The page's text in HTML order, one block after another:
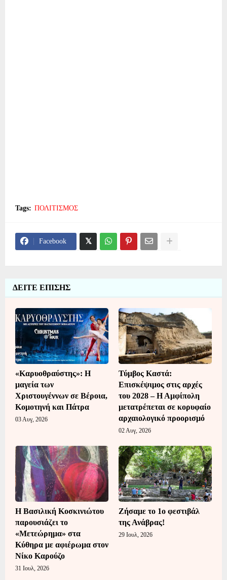
Tags: ΠΟΛΙΤΙΣΜΟΣ
Facebook
ΔΕΙΤΕ ΕΠΙΣΗΣ
«Καρυοθραύστης»: Η
μαγεία των
Χριστουγέννων σε Βέροια,
Κομοτηνή και Πάτρα
03 Αυγ, 2026
Τύμβος Καστά:
Επισκέψιμος στις αρχές
του 2028 – Η Αμφίπολη
μετατρέπεται σε κορυφαίο
αρχαιολογικό προορισμό
02 Αυγ, 2026
Η Βασιλική Κοσκινιώτου
παρουσιάζει το
«Μετεώρημα» στα
Κύθηρα με αφιέρωμα στον
Νίκο Καρούζο
31 Ιουλ, 2026
Ζήσαμε το 1ο φεστιβάλ
της Ανάβρας!
29 Ιουλ, 2026